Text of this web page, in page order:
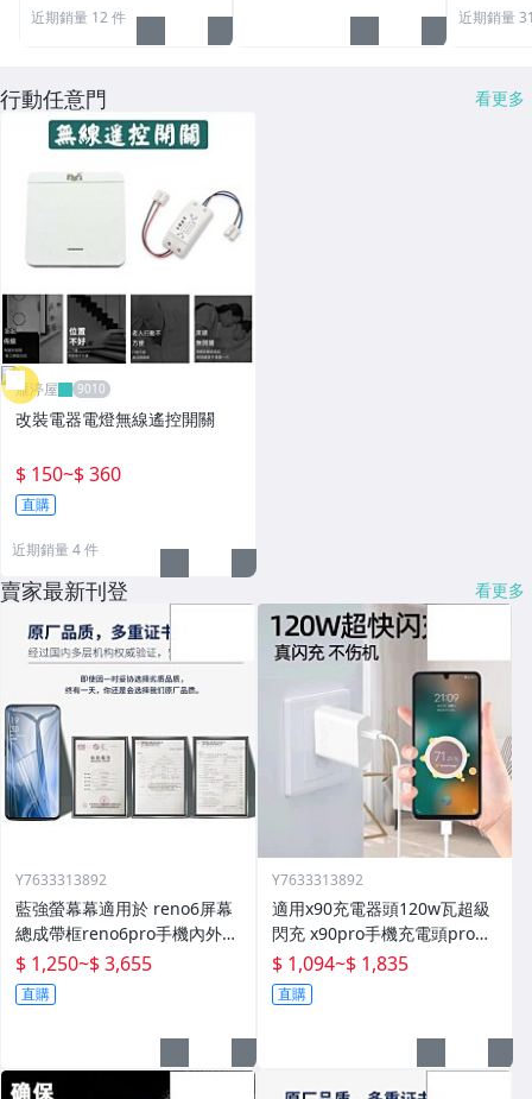
近期銷量 12 件 近期銷量
行動任意門 看更多
雁渟屋
改裝電器電燈無線遙控開關
$ 150~$ 360
直購
近期銷量 4 件
賣家最新刊登 看更多
Y7633313892
藍強螢幕幕適用於 reno6屏幕
總成帶框reno6pro手機內外顯
示屏拆機原廠更換液晶玻璃維
修一體屏內屏外屏
$ 1,250~$ 3,655
直購
Y7633313892
適用x90充電器頭120w瓦超級
閃充 x90pro手機充電頭pro快
充插頭mcarney數據線80w套
裝
$ 1,094~$ 1,835
直購